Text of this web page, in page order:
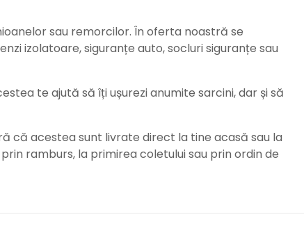
sau remorcilor. În oferta noastră se
izolatoare, siguranțe auto, socluri siguranțe sau
te ajută să îți ușurezi anumite sarcini, dar și să
că acestea sunt livrate direct la tine acasă sau la
ramburs, la primirea coletului sau prin ordin de